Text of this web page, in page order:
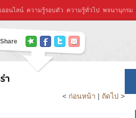
ออนไลน์ ความรู้รอบตัว ความรู้ทั่วไป พจนานุกรม
Share
ำ
< ก่อนหน้า | ถัดไป >